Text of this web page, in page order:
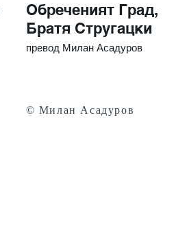
Обреченият Град,
Братя Стругацки
превод Милан Асадуров
© Милан Асадуров